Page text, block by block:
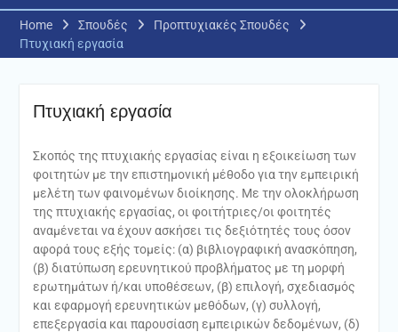
Home Σπουδές
Προπτυχιακές Σπουδές
Πτυχιακή εργασία
Πτυχιακή εργασία
Σκοπός της πτυχιακής εργασίας είναι η εξοικείωση των
φοιτητών με την επιστημονική μέθοδο για την εμπειρική
μελέτη των φαινομένων διοίκησης. Με την ολοκλήρωση
της πτυχιακής εργασίας, οι φοιτήτριες/οι φοιτητές
αναμένεται να έχουν ασκήσει τις δεξιότητές τους όσον
αφορά τους εξής τομείς: (α) βιβλιογραφική ανασκόπηση,
(β) διατύπωση ερευνητικού προβλήματος με τη μορφή
ερωτημάτων ή/και υποθέσεων, (β) επιλογή, σχεδιασμός
και εφαρμογή ερευνητικών μεθόδων, (γ) συλλογή,
επεξεργασία και παρουσίαση εμπειρικών δεδομένων, (δ)